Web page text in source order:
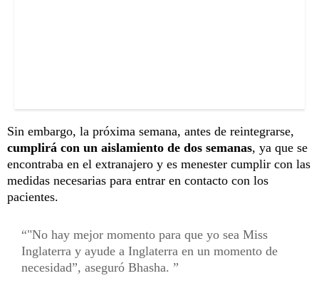
Sin embargo, la próxima semana, antes de reintegrarse,
cumplirá con un aislamiento de dos semanas, ya que se
encontraba en el extranajero y es menester cumplir con las
medidas necesarias para entrar en contacto con los
pacientes.
"No hay mejor momento para que yo sea Miss
Inglaterra y ayude a Inglaterra en un momento de
necesidad”, aseguró Bhasha.